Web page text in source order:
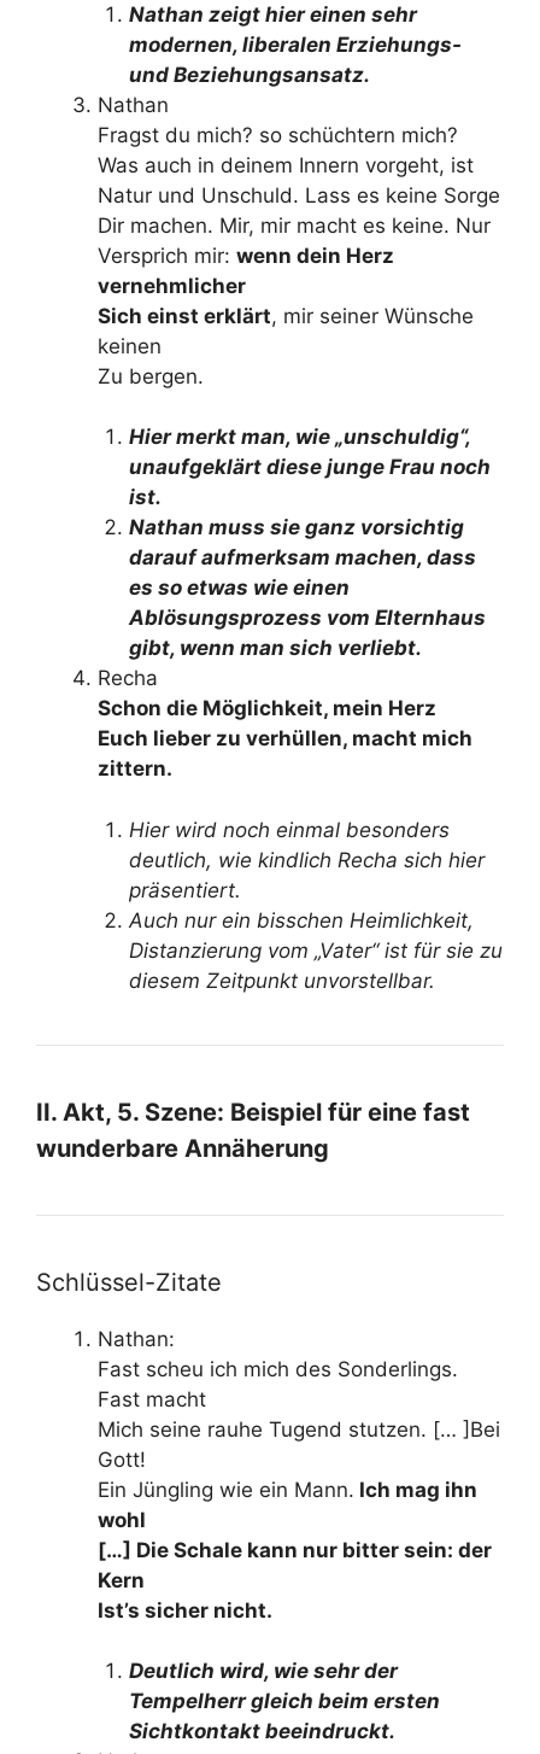
Nathan zeigt hier einen sehr
modernen, liberalen Erziehungs-
und Beziehungsansatz.
Nathan
Fragst du mich? so schüchtern mich?
Was auch in deinem Innern vorgeht, ist
Natur und Unschuld. Lass es keine Sorge
Dir machen. Mir, mir macht es keine. Nur
Versprich mir: wenn dein Herz
vernehmlicher
Sich einst erklärt, mir seiner Wünsche
keinen
Zu bergen.
Hier merkt man, wie „unschuldig“,
unaufgeklärt diese junge Frau noch
ist.
Nathan muss sie ganz vorsichtig
darauf aufmerksam machen, dass
es so etwas wie einen
Ablösungsprozess vom Elternhaus
gibt, wenn man sich verliebt.
Recha
Schon die Möglichkeit, mein Herz
Euch lieber zu verhüllen, macht mich
zittern.
Hier wird noch einmal besonders
deutlich, wie kindlich Recha sich hier
präsentiert.
Auch nur ein bisschen Heimlichkeit,
Distanzierung vom „Vater“ ist für sie zu
diesem Zeitpunkt unvorstellbar.
II. Akt, 5. Szene: Beispiel für eine fast
wunderbare Annäherung
Schlüssel-Zitate
Nathan:
Fast scheu ich mich des Sonderlings.
Fast macht
Mich seine rauhe Tugend stutzen. [… ]Bei
Gott!
Ein Jüngling wie ein Mann. Ich mag ihn
wohl
[…] Die Schale kann nur bitter sein: der
Kern
Ist’s sicher nicht.
Deutlich wird, wie sehr der
Tempelherr gleich beim ersten
Sichtkontakt beeindruckt.